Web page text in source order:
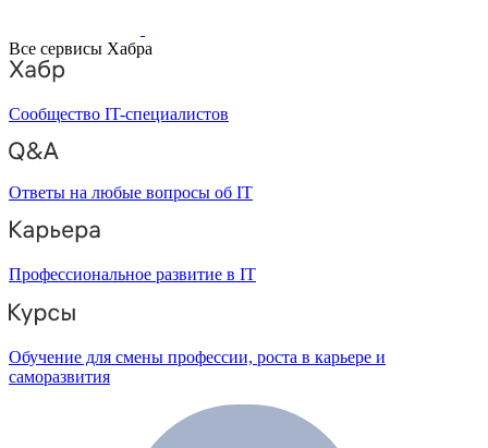
Все сервисы Хабра
Сообщество IT-специалистов
Ответы на любые вопросы об IT
Профессиональное развитие в IT
Обучение для смены профессии, роста в карьере и
саморазвития